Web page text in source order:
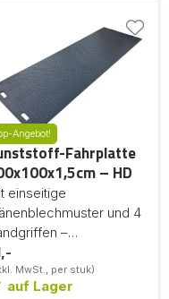
Angebot!
Fahrplatte
– HD
einseitige
und 4
–
MwSt., per stuk)
auf Lager